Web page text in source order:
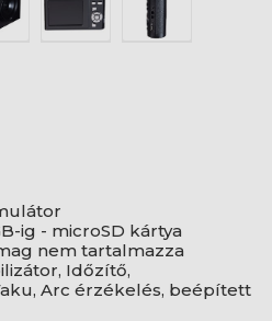
ig - microSD kártya
nem tartalmazza
Időzítő,
Arc érzékelés, beépített